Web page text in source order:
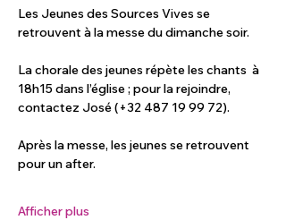
Les Jeunes des Sources Vives se
retrouvent à la messe du dimanche soir.
La chorale des jeunes répète les chants  à
18h15 dans l’église ; pour la rejoindre,
contactez José (+32 487 19 99 72).
Après la messe, les jeunes se retrouvent
pour un after.
Afficher plus